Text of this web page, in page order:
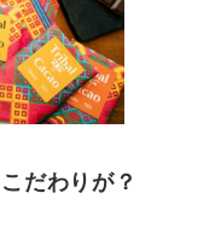
だわりが？